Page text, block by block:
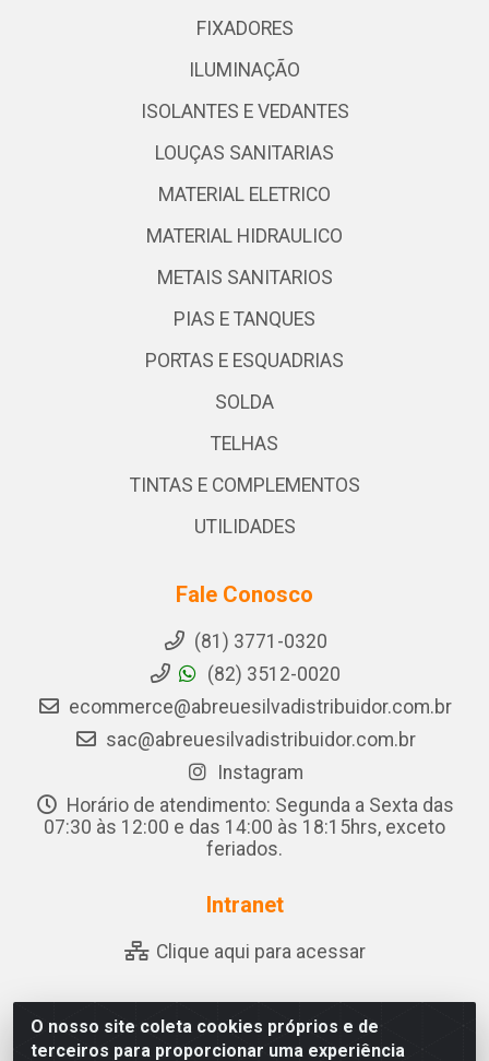
O nosso site coleta cookies próprios e de
terceiros para proporcionar uma experiência
FIXADORES
ILUMINAÇÃO
ISOLANTES E VEDANTES
LOUÇAS SANITARIAS
MATERIAL ELETRICO
MATERIAL HIDRAULICO
METAIS SANITARIOS
PIAS E TANQUES
PORTAS E ESQUADRIAS
SOLDA
TELHAS
TINTAS E COMPLEMENTOS
UTILIDADES
Fale Conosco
(81) 3771-0320
(82) 3512-0020
ecommerce@abreuesilvadistribuidor.com.br
sac@abreuesilvadistribuidor.com.br
Instagram
Horário de atendimento: Segunda a Sexta das
07:30 às 12:00 e das 14:00 às 18:15hrs, exceto
feriados.
Intranet
Clique aqui para acessar
Abreu & Silva - Rua Padre Jose de Souza Leite, 265 -